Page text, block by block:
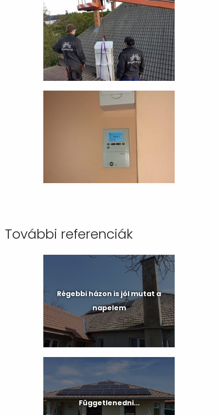
További referenciák
Régebbi házon is jól mutat a
napelem
Függetlenedni...